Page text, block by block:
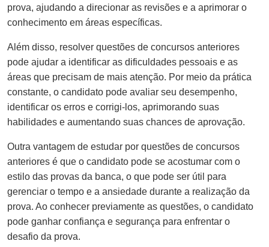
prova, ajudando a direcionar as revisões e a aprimorar o
conhecimento em áreas específicas.
Além disso, resolver questões de concursos anteriores
pode ajudar a identificar as dificuldades pessoais e as
áreas que precisam de mais atenção. Por meio da prática
constante, o candidato pode avaliar seu desempenho,
identificar os erros e corrigi-los, aprimorando suas
habilidades e aumentando suas chances de aprovação.
Outra vantagem de estudar por questões de concursos
anteriores é que o candidato pode se acostumar com o
estilo das provas da banca, o que pode ser útil para
gerenciar o tempo e a ansiedade durante a realização da
prova. Ao conhecer previamente as questões, o candidato
pode ganhar confiança e segurança para enfrentar o
desafio da prova.